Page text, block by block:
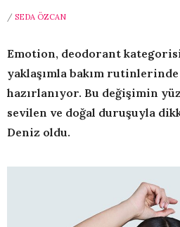
/ SEDA ÖZCAN
Emotion, deodorant
yaklaşımla bakım
hazırlanıyor. Bu değişimin
sevilen ve doğal duruşuyla
Deniz oldu.